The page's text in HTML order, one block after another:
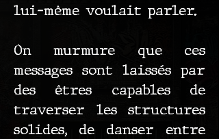
lui-même voulait parler.
On murmure que ces
messages sont laissés par
des êtres capables de
traverser les structures
solides, de danser entre